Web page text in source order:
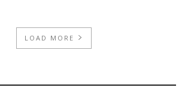
LOAD MORE